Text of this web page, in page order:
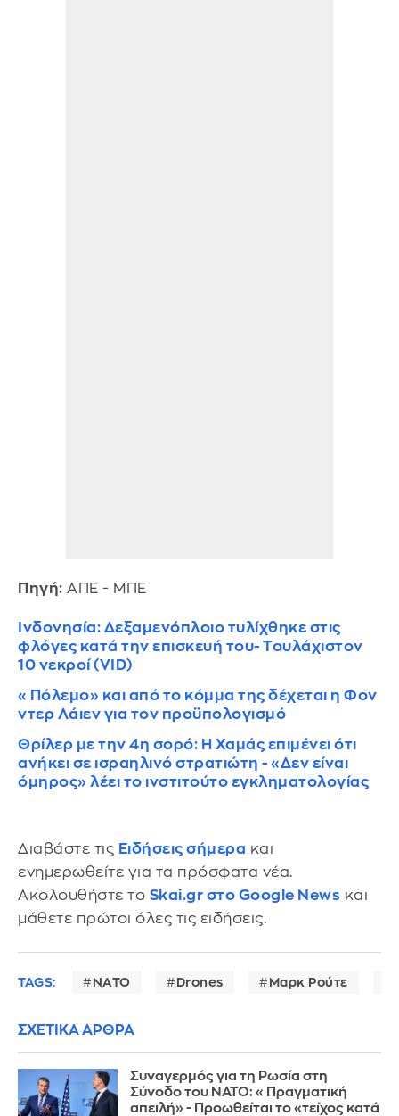
Πηγή: ΑΠΕ - ΜΠΕ
Ινδονησία: Δεξαμενόπλοιο τυλίχθηκε στις
φλόγες κατά την επισκευή του- Τουλάχιστον
10 νεκροί (VID)
«Πόλεμο» και από το κόμμα της δέχεται η Φον
ντερ Λάιεν για τον προϋπολογισμό
Θρίλερ με την 4η σορό: Η Χαμάς επιμένει ότι
ανήκει σε ισραηλινό στρατιώτη - «Δεν είναι
όμηρος» λέει το ινστιτούτο εγκληματολογίας
Διαβάστε τις Ειδήσεις σήμερα και
ενημερωθείτε για τα πρόσφατα νέα.
Ακολουθήστε το Skai.gr στο Google News και
μάθετε πρώτοι όλες τις ειδήσεις.
TAGS: NATO Drones Μαρκ Ρούτε
ΣΧΕΤΙΚΑ ΑΡΘΡΑ
Συναγερμός για τη Ρωσία στη
Σύνοδο του ΝΑΤΟ: «Πραγματική
απειλή» - Προωθείται το «τείχος κατά